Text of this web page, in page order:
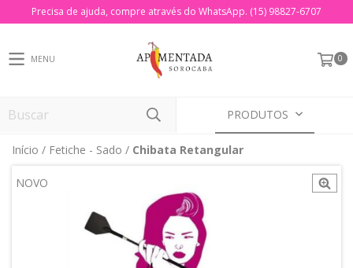
Precisa de ajuda, compre através do WhatsApp. (15) 98827-6707
MENU 0
PRODUTOS
Início / Fetiche - Sado / Chibata Retangular
NOVO